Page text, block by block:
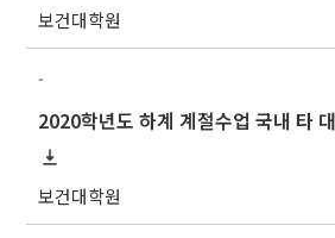
보건대학원
-
보건대학원